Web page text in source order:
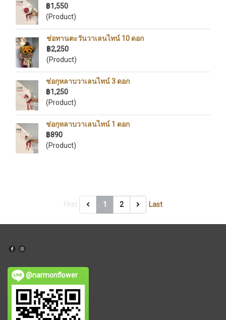
฿1,550
(Product)
ช่อทานตะวันวาเลนไทน์ 10 ดอก
฿2,250
(Product)
ช่อกุหลาบวาเลนไทน์ 3 ดอก
฿1,250
(Product)
ช่อกุหลาบวาเลนไทน์ 1 ดอก
฿890
(Product)
1 2 Last
@narmonflower